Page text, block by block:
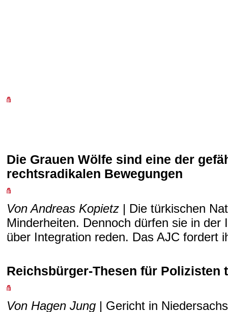
Die Grauen Wölfe sind eine der
rechtsradikalen Bewegungen
Von Andreas Kopietz | Die türkischen
Minderheiten. Dennoch dürfen sie in der
über Integration reden. Das AJC fordert
Reichsbürger-Thesen für Polizisten
Von Hagen Jung | Gericht in